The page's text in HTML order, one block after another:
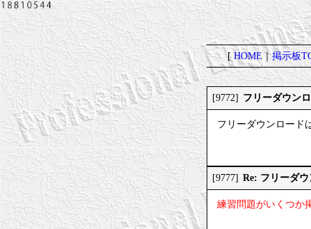
[HOME｜掲示板
[9772] フリーダウン
フリーダウンロード
[9777] Re: フリーダ
練習問題がいくつか